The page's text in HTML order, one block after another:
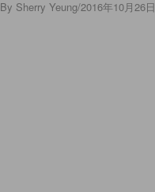
By Sherry Yeung/2016年10月26日